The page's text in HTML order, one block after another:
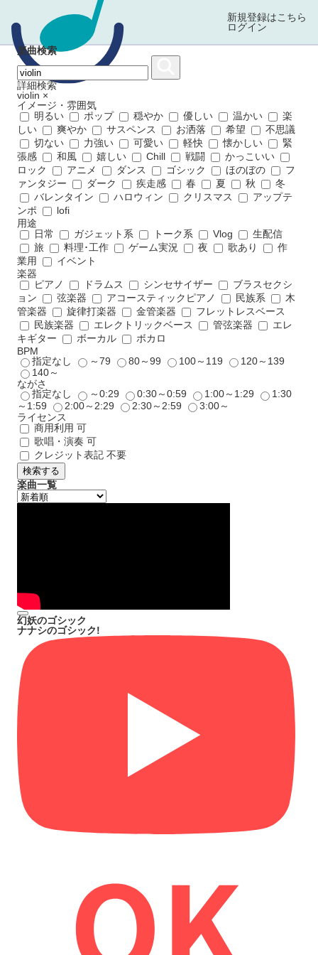
新規登録はこちら
ログイン
楽曲検索
詳細検索
violin ×
イメージ・雰囲気
明るい
ポップ 穏やか 優しい 温かい
楽
しい
爽やか サスペンス お洒落 希望
不思議
切ない
力強い 可愛い 軽快 懐かしい
緊
張感
和風 嬉しい Chill 戦闘
かっこいい
ロック
アニメ ダンス ゴシック ほのぼの
フ
ァンタジー
ダーク 疾走感 春 夏 秋
冬
バレンタイン
ハロウィン クリスマス
アップテ
ンポ
lofi
用途
日常
ガジェット系 トーク系 Vlog
生配信
旅
料理･工作 ゲーム実況 夜 歌あり
作
業用
イベント
楽器
ピアノ
ドラムス シンセサイザー
ブラスセクシ
ョン
弦楽器 アコースティックピアノ 民族系
木
管楽器
旋律打楽器 金管楽器
フレットレスベース
民族楽器
エレクトリックベース 管弦楽器
エレ
キギター
ボーカル
ボカロ
BPM
指定なし
～79 80～99 100～119
120～139
140～
ながさ
指定なし
～0:29 0:30～0:59 1:00～1:29
1:30
～1:59
2:00～2:29 2:30～2:59
3:00～
ライセンス
商用利用 可
歌唱・演奏 可
クレジット表記 不要
検索する
楽曲一覧
幻妖のゴシック
ナナシのゴシック!